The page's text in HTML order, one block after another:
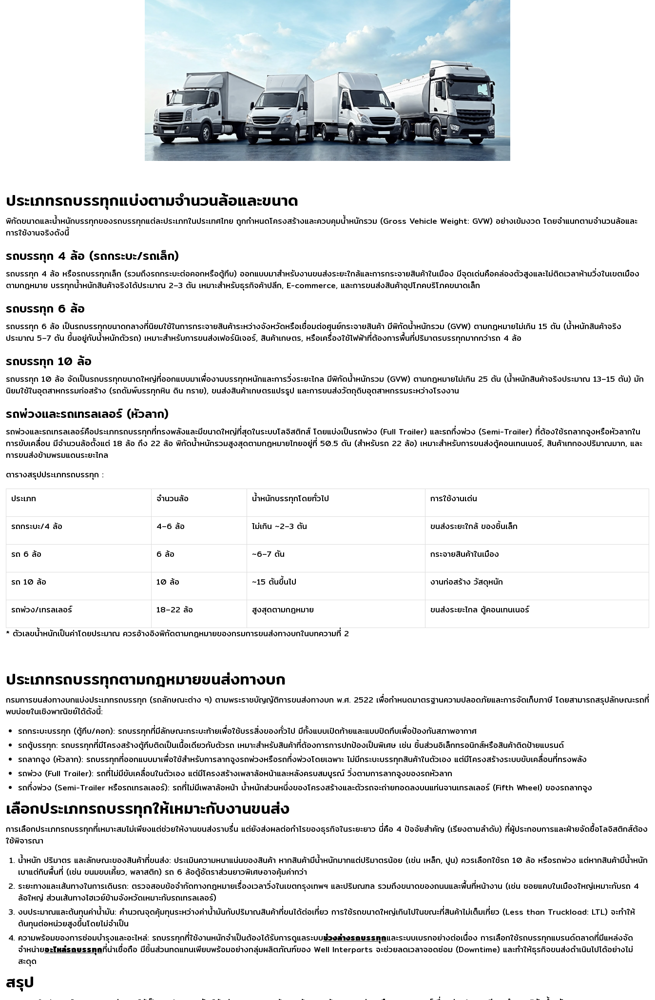
ประเภทรถบรรทุกแบ่งตามจำนวนล้อและขนาด
พิกัดขนาดและน้ำหนักบรรทุกของรถบรรทุกแต่ละประเภทในประเทศไทย ถูกกำหนดโครงสร้างและควบคุมน้ำหนักรวม (Gross Vehicle Weight: GVW) อย่างเข้มงวด โดยจำแนกตามจำนวนล้อและ
การใช้งานจริงดังนี้
รถบรรทุก 4 ล้อ (รถกระบะ/รถเล็ก)
รถบรรทุก 4 ล้อ หรือรถบรรทุกเล็ก (รวมถึงรถกระบะต่อคอกหรือตู้ทึบ) ออกแบบมาสำหรับงานขนส่งระยะใกล้และการกระจายสินค้าในเมือง มีจุดเด่นคือคล่องตัวสูงและไม่ติดเวลาห้ามวิ่งในเขตเมือง
ตามกฎหมาย บรรทุกน้ำหนักสินค้าจริงได้ประมาณ 2–3 ตัน เหมาะสำหรับธุรกิจค้าปลีก, E-commerce, และการขนส่งสินค้าอุปโภคบริโภคขนาดเล็ก
รถบรรทุก 6 ล้อ
รถบรรทุก 6 ล้อ เป็นรถบรรทุกขนาดกลางที่นิยมใช้ในการกระจายสินค้าระหว่างจังหวัดหรือเชื่อมต่อศูนย์กระจายสินค้า มีพิกัดน้ำหนักรวม (GVW) ตามกฎหมายไม่เกิน 15 ตัน (น้ำหนักสินค้าจริง
ประมาณ 5–7 ตัน ขึ้นอยู่กับน้ำหนักตัวรถ) เหมาะสำหรับการขนส่งเฟอร์นิเจอร์, สินค้าเกษตร, หรือเครื่องใช้ไฟฟ้าที่ต้องการพื้นที่ปริมาตรบรรทุกมากกว่ารถ 4 ล้อ
รถบรรทุก 10 ล้อ
รถบรรทุก 10 ล้อ จัดเป็นรถบรรทุกขนาดใหญ่ที่ออกแบบมาเพื่องานบรรทุกหนักและการวิ่งระยะไกล มีพิกัดน้ำหนักรวม (GVW) ตามกฎหมายไม่เกิน 25 ตัน (น้ำหนักสินค้าจริงประมาณ 13–15 ตัน) มัก
นิยมใช้ในอุตสาหกรรมก่อสร้าง (รถดัมพ์บรรทุกหิน ดิน ทราย), ขนส่งสินค้าเกษตรแปรรูป และการขนส่งวัตถุดิบอุตสาหกรรมระหว่างโรงงาน
รถพ่วงและรถเทรลเลอร์ (หัวลาก)
รถพ่วงและรถเทรลเลอร์คือประเภทรถบรรทุกที่ทรงพลังและมีขนาดใหญ่ที่สุดในระบบโลจิสติกส์ โดยแบ่งเป็นรถพ่วง (Full Trailer) และรถกึ่งพ่วง (Semi-Trailer) ที่ต้องใช้รถลากจูงหรือหัวลากใน
การขับเคลื่อน มีจำนวนล้อตั้งแต่ 18 ล้อ ถึง 22 ล้อ พิกัดน้ำหนักรวมสูงสุดตามกฎหมายไทยอยู่ที่ 50.5 ตัน (สำหรับรถ 22 ล้อ) เหมาะสำหรับการขนส่งตู้คอนเทนเนอร์, สินค้าเทกองปริมาณมาก, และ
การขนส่งข้ามพรมแดนระยะไกล
ตารางสรุปประเภทรถบรรทุก :
ประเภท
จำนวนล้อ น้ำหนักบรรทุกโดยทั่วไป การใช้งานเด่น
รถกระบะ/4 ล้อ 4–6 ล้อ ไม่เกิน ~2–3 ตัน ขนส่งระยะใกล้ ของชิ้นเล็ก
รถ 6 ล้อ 6 ล้อ ~6–7 ตัน กระจายสินค้าในเมือง
รถ 10 ล้อ 10 ล้อ ~15 ตันขึ้นไป งานก่อสร้าง วัสดุหนัก
รถพ่วง/เทรลเลอร์ 18–22 ล้อ สูงสุดตามกฎหมาย
ขนส่งระยะไกล ตู้คอนเทนเนอร์
* ตัวเลขน้ำหนักเป็นค่าโดยประมาณ ควรอ้างอิงพิกัดตามกฎหมายของกรมการขนส่งทางบกในบทความที่ 2
ประเภทรถบรรทุกตามกฎหมายขนส่งทางบก
กรมการขนส่งทางบกแบ่งประเภทรถบรรทุก (รถลักษณะต่าง ๆ) ตามพระราชบัญญัติการขนส่งทางบก พ.ศ. 2522 เพื่อกำหนดมาตรฐานความปลอดภัยและการจัดเก็บภาษี โดยสามารถสรุปลักษณะรถที่
พบบ่อยในเชิงพาณิชย์ได้ดังนี้:
รถกระบะบรรทุก (ตู้ทึบ/คอก): รถบรรทุกที่มีลักษณะกระบะท้ายเพื่อใช้บรรสิ่งของทั่วไป มีทั้งแบบเปิดท้ายและแบบปิดทึบเพื่อป้องกันสภาพอากาศ
รถตู้บรรทุก: รถบรรทุกที่มีโครงสร้างตู้ทึบติดเป็นเนื้อเดียวกับตัวรถ เหมาะสำหรับสินค้าที่ต้องการการปกป้องเป็นพิเศษ เช่น ชิ้นส่วนอิเล็กทรอนิกส์หรือสินค้าติดป้ายแบรนด์
รถลากจูง (หัวลาก): รถบรรทุกที่ออกแบบมาเพื่อใช้สำหรับการลากจูงรถพ่วงหรือรถกึ่งพ่วงโดยเฉพาะ ไม่มีกระบะบรรทุกสินค้าในตัวเอง แต่มีโครงสร้างระบบขับเคลื่อนที่ทรงพลัง
รถพ่วง (Full Trailer): รถที่ไม่มีขับเคลื่อนในตัวเอง แต่มีโครงสร้างเพลาล้อหน้าและหลังครบสมบูรณ์ วิ่งตามการลากจูงของรถหัวลาก
รถกึ่งพ่วง (Semi-Trailer หรือรถเทรลเลอร์): รถที่ไม่มีเพลาล้อหน้า น้ำหนักส่วนหนึ่งของโครงสร้างและตัวรถจะถ่ายทอดลงบนแท่นจานเทรลเลอร์ (Fifth Wheel) ของรถลากจูง
เลือกประเภทรถบรรทุกให้เหมาะกับงานขนส่ง
การเลือกประเภทรถบรรทุกที่เหมาะสมไม่เพียงแต่ช่วยให้งานขนส่งราบรื่น แต่ยังส่งผลต่อกำไรของธุรกิจในระยะยาว นี่คือ 4 ปัจจัยสำคัญ (เรียงตามลำดับ) ที่ผู้ประกอบการและฝ่ายจัดซื้อโลจิสติกส์ต้อง
ใช้พิจารณา
น้ำหนัก ปริมาตร และลักษณะของสินค้าที่ขนส่ง: ประเมินความหนาแน่นของสินค้า หากสินค้ามีน้ำหนักมากแต่ปริมาตรน้อย (เช่น เหล็ก, ปูน) ควรเลือกใช้รถ 10 ล้อ หรือรถพ่วง แต่หากสินค้ามีน้ำหนัก
เบาแต่กินพื้นที่ (เช่น ขนมขบเคี้ยว, พลาสติก) รถ 6 ล้อตู้อัตราส่วนยาวพิเศษอาจคุ้มค่ากว่า
ระยะทางและเส้นทางในการเดินรถ: ตรวจสอบข้อจำกัดทางกฎหมายเรื่องเวลาวิ่งในเขตกรุงเทพฯ และปริมณฑล รวมถึงขนาดของถนนและพื้นที่หน้างาน (เช่น ซอยแคบในเมืองใหญ่เหมาะกับรถ 4
ล้อใหญ่ ส่วนเส้นทางไฮเวย์ข้ามจังหวัดเหมาะกับรถเทรลเลอร์)
งบประมาณและต้นทุนค่าน้ำมัน: คำนวณจุดคุ้มทุนระหว่างค่าน้ำมันกับปริมาณสินค้าที่ขนได้ต่อเที่ยว การใช้รถขนาดใหญ่เกินไปในขณะที่สินค้าไม่เต็มเที่ยว (Less than Truckload: LTL) จะทำให้
ต้นทุนต่อหน่วยสูงขึ้นโดยไม่จำเป็น
ความพร้อมของการซ่อมบำรุงและอะไหล่: รถบรรทุกที่ใช้งานหนักจำเป็นต้องได้รับการดูแลระบบช่วงล่างรถบรรทุกและระบบเบรกอย่างต่อเนื่อง การเลือกใช้รถบรรทุกแบรนด์ตลาดที่มีแหล่งจัด
จำหน่ายอะไหล่รถบรรทุกที่น่าเชื่อถือ มีชิ้นส่วนทดแทนเพียบพร้อมอย่างกลุ่มผลิตภัณฑ์ของ Well Interparts จะช่วยลดเวลาจอดซ่อม (Downtime) และทำให้ธุรกิจขนส่งดำเนินไปได้อย่างไม่
สะดุด
สรุป